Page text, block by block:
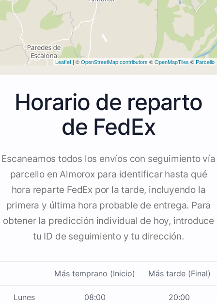
Leaflet | ©OpenStreetMap contributors ©OpenMapTiles© Parcello
Horario de reparto
de FedEx
Escaneamos todos los envíos con seguimiento vía
parcello en Almorox para identificar hasta qué
hora reparte FedEx por la tarde, incluyendo la
primera y última hora probable de entrega. Para
obtener la predicción individual de hoy, introduce
tu ID de seguimiento y tu dirección.
Más temprano (Inicio) Más tarde (Final)
Lunes 08:00 20:00